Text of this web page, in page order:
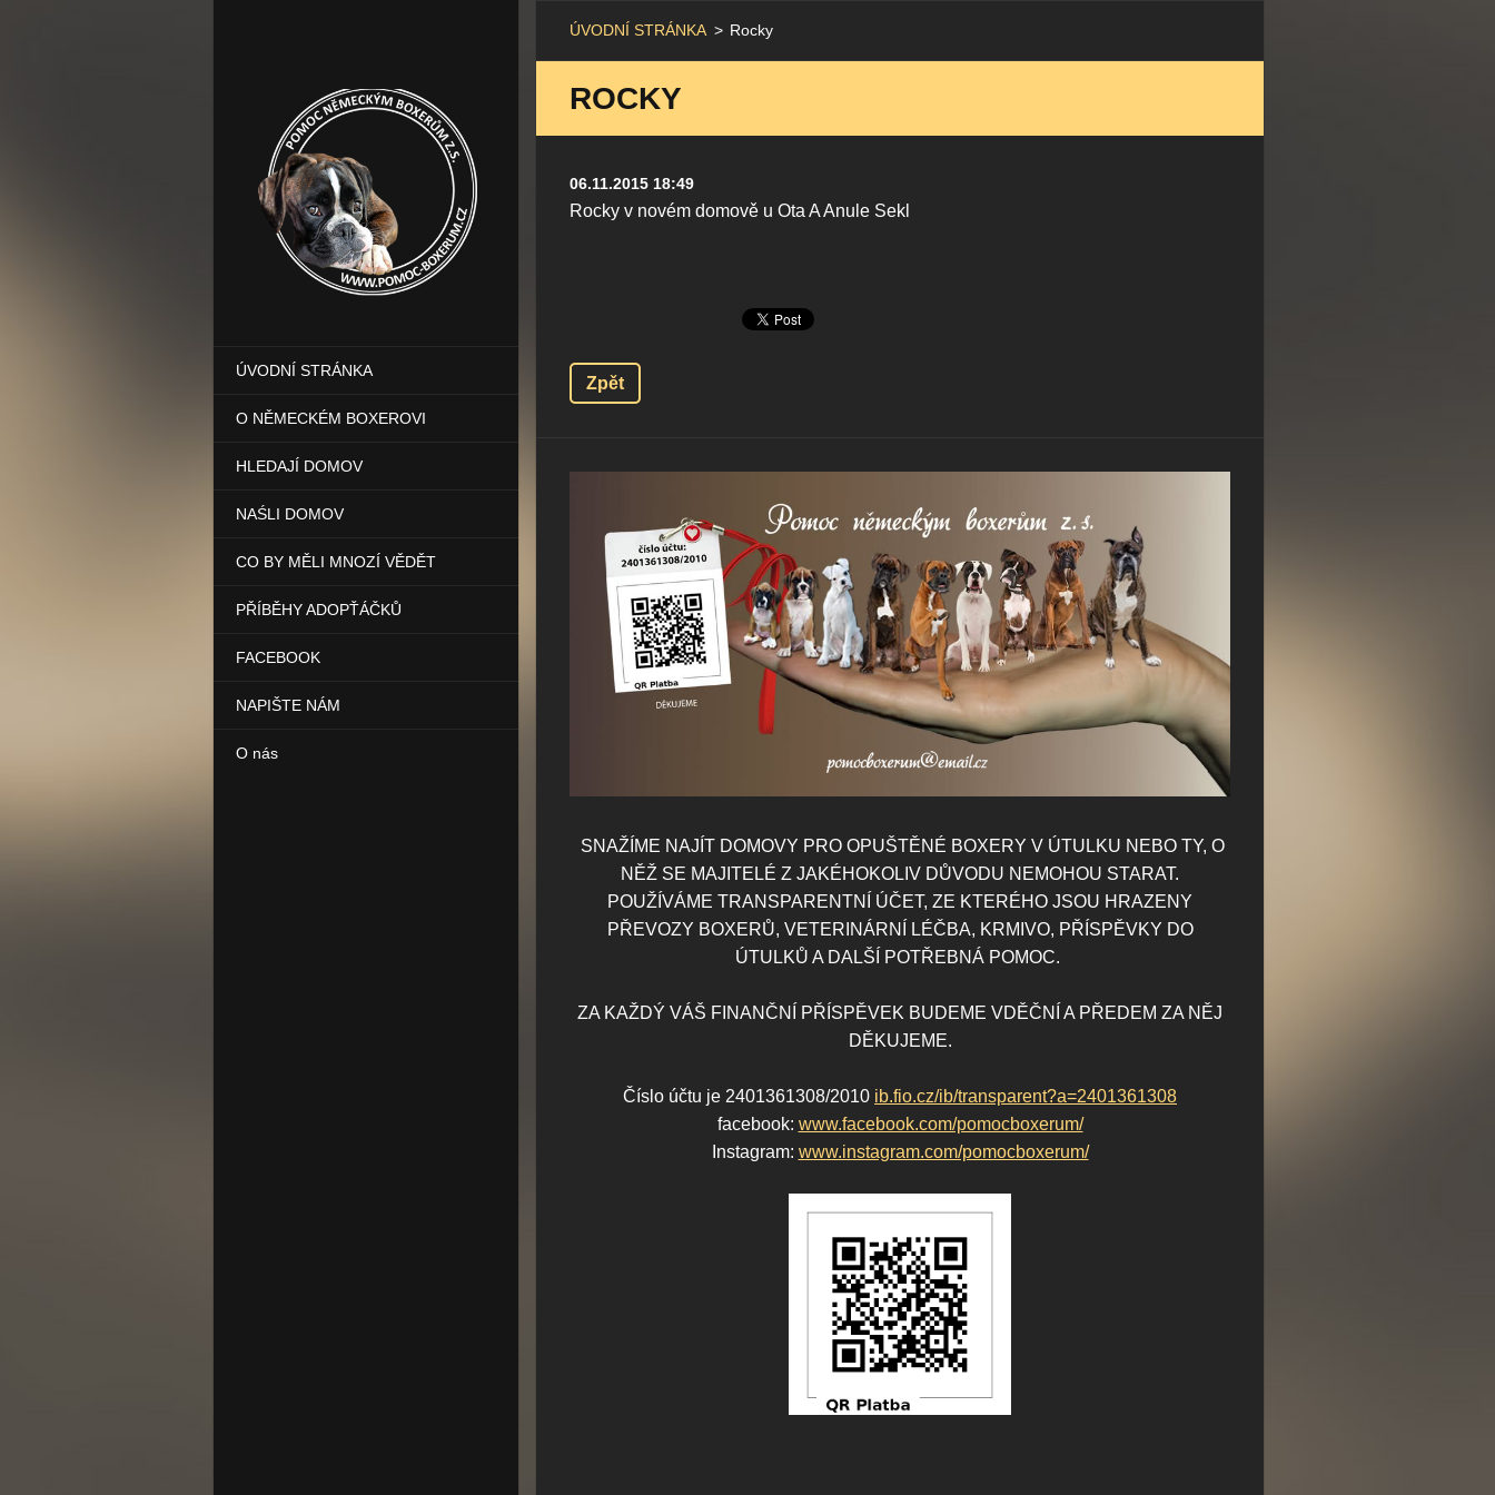
ÚVODNÍ STRÁNKA
O NĚMECKÉM BOXEROVI
HLEDAJÍ DOMOV
NAŚLI DOMOV
CO BY MĚLI MNOZÍ VĚDĚT
PŘÍBĚHY ADOPŤÁČKŮ
FACEBOOK
NAPIŠTE NÁM
O nás
ÚVODNÍ STRÁNKA > Rocky
ROCKY
06.11.2015 18:49
Rocky v novém domově u Ota A Anule Sekl
Zpět
SNAŽÍME NAJÍT DOMOVY PRO OPUŠTĚNÉ BOXERY V ÚTULKU NEBO TY, O
NĚŽ SE MAJITELÉ Z JAKÉHOKOLIV DŮVODU NEMOHOU STARAT.
POUŽÍVÁME TRANSPARENTNÍ ÚČET, ZE KTERÉHO JSOU HRAZENY
PŘEVOZY BOXERŮ, VETERINÁRNÍ LÉČBA, KRMIVO, PŘÍSPĚVKY DO
ÚTULKŮ A DALŠÍ POTŘEBNÁ POMOC.
ZA KAŽDÝ VÁŠ FINANČNÍ PŘÍSPĚVEK BUDEME VDĚČNÍ A PŘEDEM ZA NĚJ
DĚKUJEME.
Číslo účtu je 2401361308/2010 ib.fio.cz/ib/transparent?a=2401361308
facebook: www.facebook.com/pomocboxerum/
Instagram: www.instagram.com/pomocboxerum/